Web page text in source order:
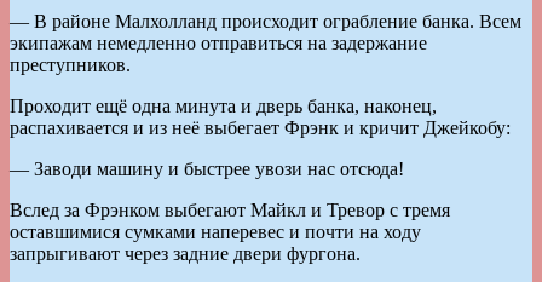
— В районе Малхолланд происходит ограбление банка. Всем
экипажам немедленно отправиться на задержание
преступников.
Проходит ещё одна минута и дверь банка, наконец,
распахивается и из неё выбегает Фрэнк и кричит Джейкобу:
— Заводи машину и быстрее увози нас отсюда!
Вслед за Фрэнком выбегают Майкл и Тревор с тремя
оставшимися сумками наперевес и почти на ходу
запрыгивают через задние двери фургона.